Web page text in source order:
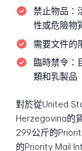
禁止物品：
性或危險物
需要文件的
臨時禁令：
類和乳製品
對於從United
Herzegovina的
29.9公斤的
的Priority Mail